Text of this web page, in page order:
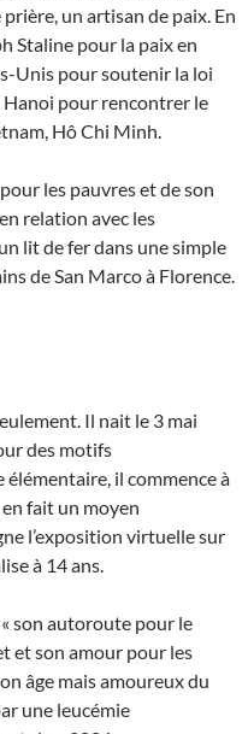
un artisan de paix. En
Staline pour la paix en
Unis pour soutenir la loi
Hanoi pour rencontrer le
Hô Chi Minh.
les pauvres et de son
relation avec les
lit de fer dans une simple
de San Marco à Florence.
Il nait le 3 mai
des motifs
élémentaire, il commence à
fait un moyen
l’exposition virtuelle sur
à 14 ans.
son autoroute pour le
et son amour pour les
âge mais amoureux du
une leucémie